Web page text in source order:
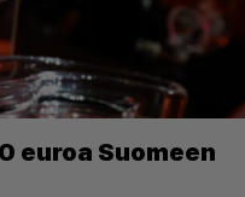
euroa Suomeen